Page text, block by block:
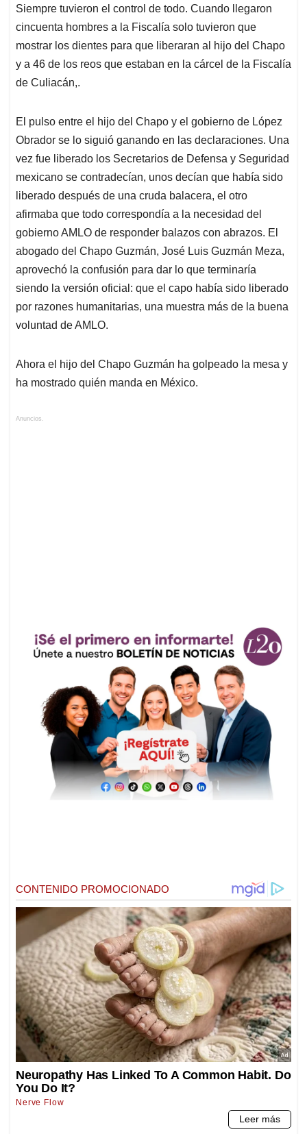
Siempre tuvieron el control de todo. Cuando llegaron
cincuenta hombres a la Fiscalía solo tuvieron que
mostrar los dientes para que liberaran al hijo del Chapo
y a 46 de los reos que estaban en la cárcel de la Fiscalía
de Culiacán,.
El pulso entre el hijo del Chapo y el gobierno de López
Obrador se lo siguió ganando en las declaraciones. Una
vez fue liberado los Secretarios de Defensa y Seguridad
mexicano se contradecían, unos decían que había sido
liberado después de una cruda balacera, el otro
afirmaba que todo correspondía a la necesidad del
gobierno AMLO de responder balazos con abrazos. El
abogado del Chapo Guzmán, José Luis Guzmán Meza,
aprovechó la confusión para dar lo que terminaría
siendo la versión oficial: que el capo había sido liberado
por razones humanitarias, una muestra más de la buena
voluntad de AMLO.
Ahora el hijo del Chapo Guzmán ha golpeado la mesa y
ha mostrado quién manda en México.
Anuncios.